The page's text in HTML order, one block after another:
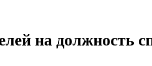
на должность